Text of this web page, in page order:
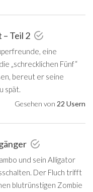
Teil 2
eine
„schrecklichen Fünf“
bereut er seine
spät.
Gesehen von 22 Usern
und sein Alligator
Der Fluch trifft
blutrünstigen Zombie